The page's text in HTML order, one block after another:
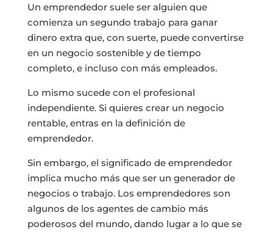
Un emprendedor suele ser alguien que
comienza un segundo trabajo para ganar
dinero extra que, con suerte, puede convertirse
en un negocio sostenible y de tiempo
completo, e incluso con más empleados.
Lo mismo sucede con el profesional
independiente. Si quieres crear un negocio
rentable, entras en la definición de
emprendedor.
Sin embargo, el significado de emprendedor
implica mucho más que ser un generador de
negocios o trabajo. Los emprendedores son
algunos de los agentes de cambio más
poderosos del mundo, dando lugar a lo que se